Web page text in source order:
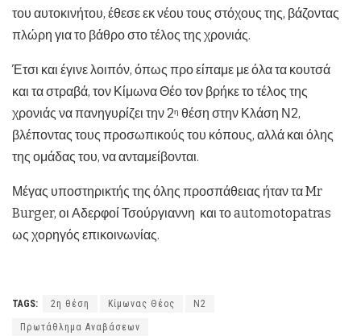
του αυτοκινήτου, έθεσε εκ νέου τους στόχους της, βάζοντας
πλώρη για το βάθρο στο τέλος της χρονιάς.
Έτσι και έγινε λοιπόν, όπως προ είπαμε με όλα τα κουτσά
και τα στραβά, τον Κίμωνα Θέο τον βρήκε το τέλος της
χρονιάς να πανηγυρίζει την 2η θέση στην Κλάση Ν2,
βλέποντας τους προσωπικούς του κόπους, αλλά και όλης
της ομάδας του, να ανταμείβονται.
Μέγας υποστηρικτής της όλης προσπάθειας ήταν τα Mr
Burger, οι Αδερφοί Τσούργιαννη και το automotopatras
ως χορηγός επικοινωνίας.
TAGS: 2η θέση Κίμωνας Θέος Ν2
Πρωτάθλημα Αναβάσεων